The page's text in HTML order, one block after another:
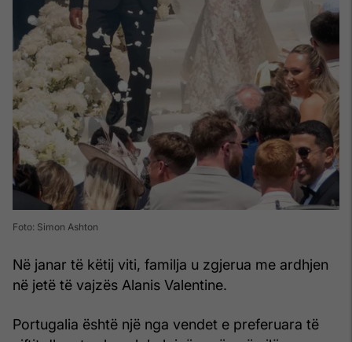
Foto: Simon Ashton
Në janar të këtij viti, familja u zgjerua me ardhjen
në jetë të vajzës Alanis Valentine.
Portugalia është një nga vendet e preferuara të